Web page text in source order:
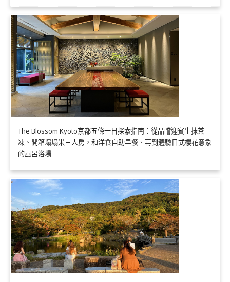
The Blossom Kyoto京都五條一日探索指南：從品嚐迎賓生抹茶
凍、開箱塌塌米三人房，和洋食自助早餐、再到體驗日式櫻花意象
的風呂浴場